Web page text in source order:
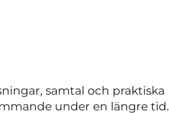
samtal och praktiska
under en längre tid.